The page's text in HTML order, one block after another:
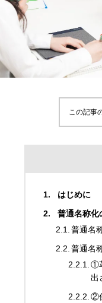
この記事
はじめに
普通名称化
普通名
普通名
①
出
②